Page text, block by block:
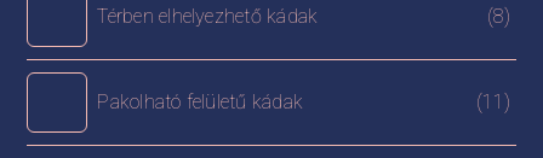
Térben elhelyezhető kádak (8)
Pakolható felületű kádak (11)